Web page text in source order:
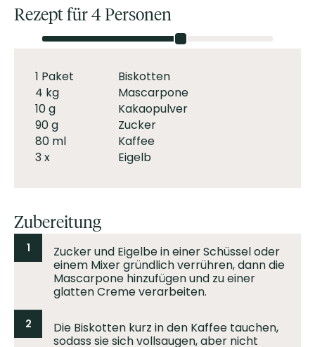
Rezept für 4 Personen
1 Paket
Biskotten
4 kg
Mascarpone
10 g
Kakaopulver
90 g
Zucker
80 ml
Kaffee
3 x
Eigelb
Zubereitung
1
Zucker und Eigelbe in einer Schüssel oder
einem Mixer gründlich verrühren, dann die
Mascarpone hinzufügen und zu einer
glatten Creme verarbeiten.
2
Die Biskotten kurz in den Kaffee tauchen,
sodass sie sich vollsaugen, aber nicht